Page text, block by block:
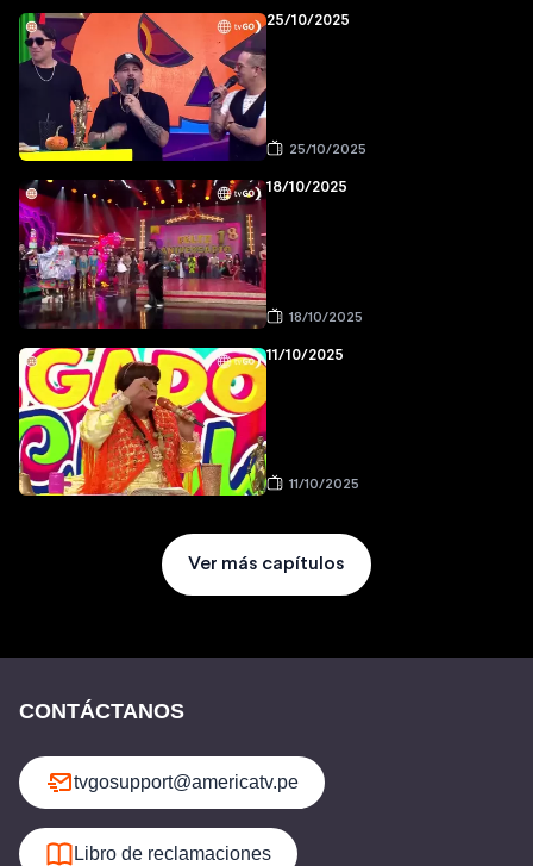
25/10/2025
25/10/2025
18/10/2025
18/10/2025
11/10/2025
11/10/2025
Ver más capítulos
CONTÁCTANOS
tvgosupport@americatv.pe
Libro de reclamaciones